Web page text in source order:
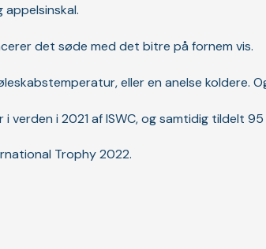
appelsinskal.
det søde med det bitre på fornem vis.
eller en anelse koldere.
verden i 2021 af ISWC, og samtidig tildelt
Trophy 2022.